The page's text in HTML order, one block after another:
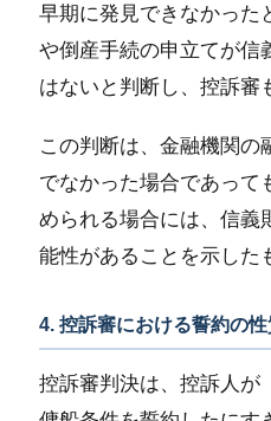
早期に発見できなかった
や倒産手続の申立てが信
はないと判断し、控訴審
この判断は、金融機関の
でなかった場合であって
められる場合には、信義
能性があることを示した
4. 控訴審における誓約の
控訴審判決は、控訴人が